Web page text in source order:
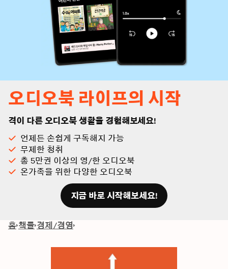
오디오북 라이프의 시작
격이 다른 오디오북 생활을 경험해보세요!
언제든 손쉽게 구독해지 가능
무제한 청취
총 5만권 이상의 영/한 오디오북
온가족을 위한 다양한 오디오북
지금 바로 시작해보세요!
홈 책들 경제/경영